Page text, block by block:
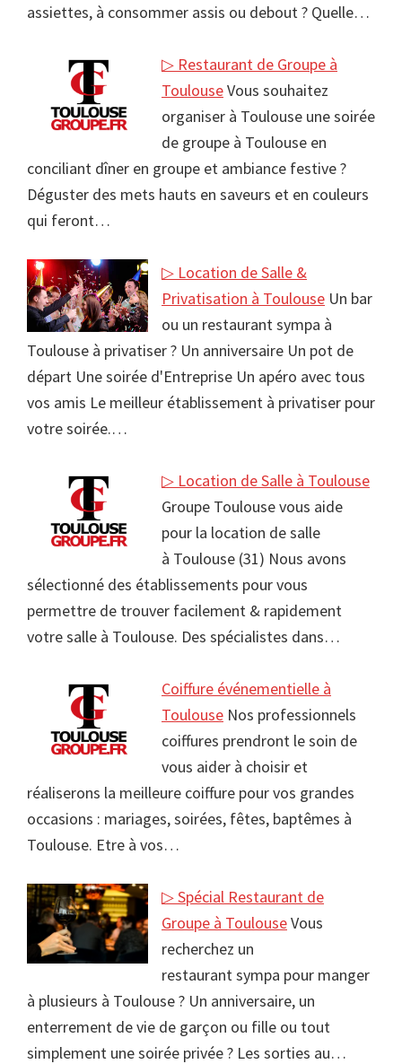
assiettes, à consommer assis ou debout ? Quelle…
▷ Restaurant de Groupe à
ToulouseVous souhaitez
organiser à Toulouse une soirée
de groupe à Toulouse en
conciliant dîner en groupe et ambiance festive ?
Déguster des mets hauts en saveurs et en couleurs
qui feront…
▷ Location de Salle &
Privatisation à Toulouse Un bar
ou un restaurant sympa à
Toulouse à privatiser ? Un anniversaire Un pot de
départ Une soirée d'Entreprise Un apéro avec tous
vos amis Le meilleur établissement à privatiser pour
votre soirée.…
▷ Location de Salle à Toulouse
Groupe Toulouse vous aide
pour la location de salle
à Toulouse (31) Nous avons
sélectionné des établissements pour vous
permettre de trouver facilement & rapidement
votre salle à Toulouse. Des spécialistes dans…
Coiffure événementielle à
Toulouse Nos professionnels
coiffures prendront le soin de
vous aider à choisir et
réaliserons la meilleure coiffure pour vos grandes
occasions : mariages, soirées, fêtes, baptêmes à
Toulouse. Etre à vos…
▷ Spécial Restaurant de
Groupe à ToulouseVous
recherchez un
restaurant sympa pour manger
à plusieurs à Toulouse ? Un anniversaire, un
enterrement de vie de garçon ou fille ou tout
simplement une soirée privée ? Les sorties au…